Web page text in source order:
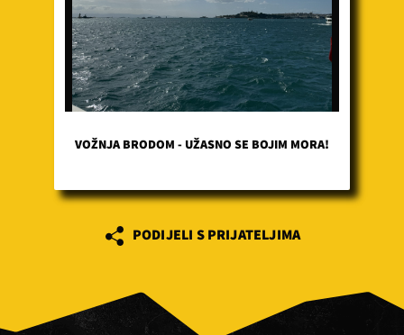
VOŽNJA BRODOM - UŽASNO SE BOJIM MORA!
PODIJELI S PRIJATELJIMA